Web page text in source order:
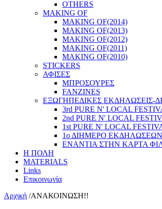
OTHERS
MAKING OF
MAKING OF(2014)
MAKING OF(2013)
MAKING OF(2012)
MAKING OF(2011)
MAKING OF(2010)
STICKERS
ΑΦΙΣΕΣ
ΜΠΡΟΣΟΥΡΕΣ
FANZINES
ΕΞΩΓΗΠΕΔΙΚΕΣ EΚΔΗΛΩΣΕΙΣ-
3rd PURE N' LOCAL
2nd PURE N' LOCAL
1st PURE N' LOCAL
1ο ΔΙΗΜΕΡΟ
ΕΝΑΝΤΙΑ ΣΤΗΝ ΚΑΡΤΑ
Η ΠΟΛΗ
MATERIALS
Links
Επικοινωνία
Αρχική /ANΑΚΟΙΝΩΣΗ!!